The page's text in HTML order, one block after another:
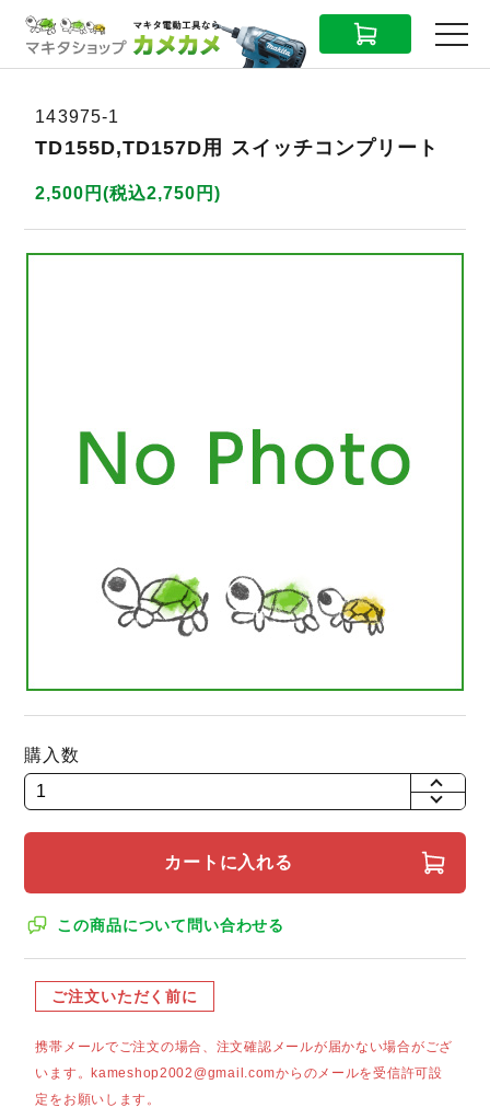
CART MENU
143975-1
TD155D,TD157D用 スイッチコンプリート
2,500円(税込2,750円)
購入数
+
カートに入れる
この商品について問い合わせる
ご注文いただく前に
携帯メールでご注文の場合、注文確認メールが届かない場合がござ
います。kameshop2002@gmail.comからのメールを受信許可設
定をお願いします。